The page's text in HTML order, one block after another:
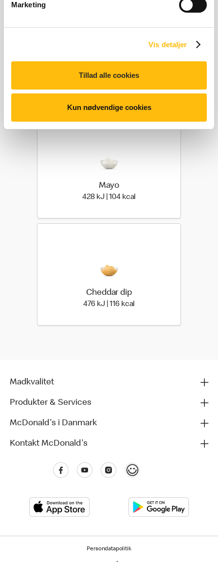
Marketing
Vis detaljer
Tillad alle cookies
Kun nødvendige cookies
Pommes Frites sauce
81 kJ | 19 kcal81 kilo joules | 19 kilo
Mayo
428 kJ | 104 kcal
Cheddar dip
476 kJ | 116 kcal
Madkvalitet
Produkter & Services
McDonald's i Danmark
Kontakt McDonald's
Persondatapolitik